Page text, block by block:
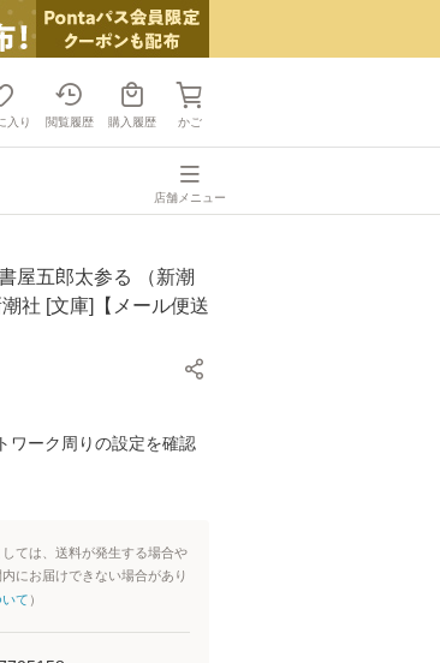
入り 閲覧履歴 購入履歴 かご
店舗メニュー
屋五郎太参る （新潮
社 [文庫]【メール便送
ワーク周りの設定を確認
ては、送料が発生する場合や
にお届けできない場合があり
て ）